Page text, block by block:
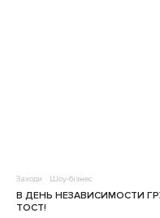
Заходи Шоу-бізнес
В ДЕНЬ НЕЗАВИСИМОСТИ
ТОСТ!